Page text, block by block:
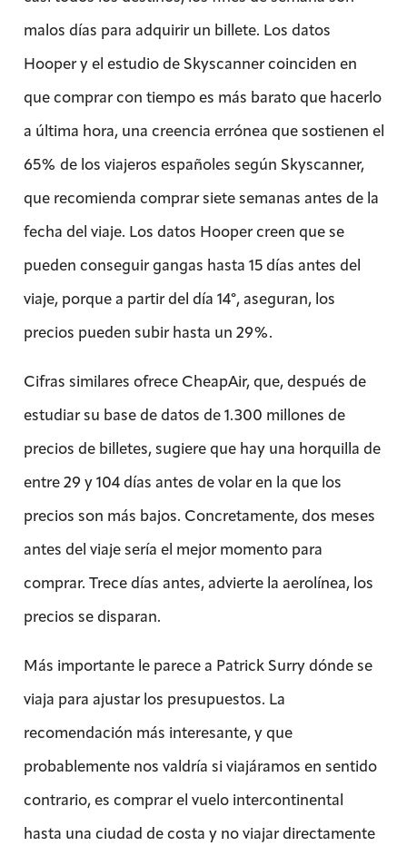
malos días para adquirir un billete. Los datos
Hooper y el estudio de Skyscanner coinciden en
que comprar con tiempo es más barato que hacerlo
a última hora, una creencia errónea que sostienen el
65% de los viajeros españoles según Skyscanner,
que recomienda comprar siete semanas antes de la
fecha del viaje. Los datos Hooper creen que se
pueden conseguir gangas hasta 15 días antes del
viaje, porque a partir del día 14º, aseguran, los
precios pueden subir hasta un 29%.
Cifras similares ofrece CheapAir, que, después de
estudiar su base de datos de 1.300 millones de
precios de billetes, sugiere que hay una horquilla de
entre 29 y 104 días antes de volar en la que los
precios son más bajos. Concretamente, dos meses
antes del viaje sería el mejor momento para
comprar. Trece días antes, advierte la aerolínea, los
precios se disparan.
Más importante le parece a Patrick Surry dónde se
viaja para ajustar los presupuestos. La
recomendación más interesante, y que
probablemente nos valdría si viajáramos en sentido
contrario, es comprar el vuelo intercontinental
hasta una ciudad de costa y no viajar directamente